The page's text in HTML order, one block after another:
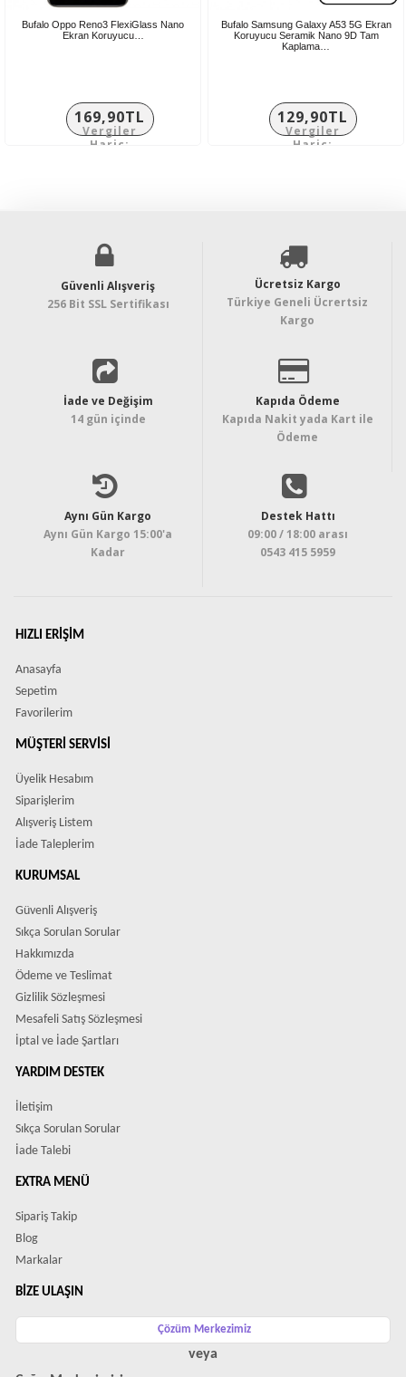
Bufalo Oppo Reno3 FlexiGlass Nano
Ekran Koruyucu…
169,90TL
Vergiler
Hariç:
Bufalo Samsung Galaxy A53 5G Ekran
Koruyucu Seramik Nano 9D Tam
Kaplama…
129,90TL
Vergiler
Hariç:
Güvenli Alışveriş
256 Bit SSL Sertifikası
Ücretsiz Kargo
Türkiye Geneli Ücrertsiz
Kargo
İade ve Değişim
14 gün içinde
Kapıda Ödeme
Kapıda Nakit yada Kart ile
Ödeme
Aynı Gün Kargo
Aynı Gün Kargo 15:00'a
Kadar
Destek Hattı
09:00 / 18:00 arası
0543 415 5959
HIZLI ERIŞIM
Anasayfa
Sepetim
Favorilerim
MÜŞTERI SERVISI
Üyelik Hesabım
Siparişlerim
Alışveriş Listem
İade Taleplerim
KURUMSAL
Güvenli Alışveriş
Sıkça Sorulan Sorular
Hakkımızda
Ödeme ve Teslimat
Gizlilik Sözleşmesi
Mesafeli Satış Sözleşmesi
İptal ve İade Şartları
YARDIM DESTEK
İletişim
Sıkça Sorulan Sorular
İade Talebi
EXTRA MENÜ
Sipariş Takip
Blog
Markalar
BIZE ULAŞIN
Çözüm Merkezimiz
veya